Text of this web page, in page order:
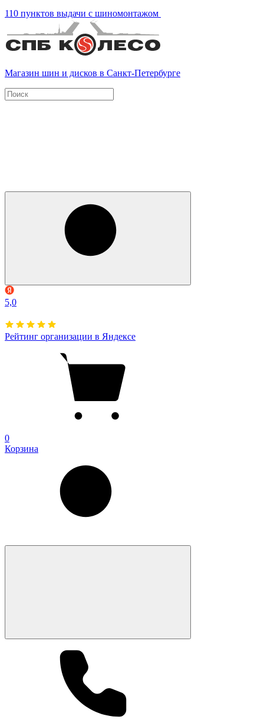
110 пунктов выдачи с шиномонтажом
Магазин шин и дисков в Санкт-Петербурге
5,0
Рейтинг организации в Яндексе
0
Корзина